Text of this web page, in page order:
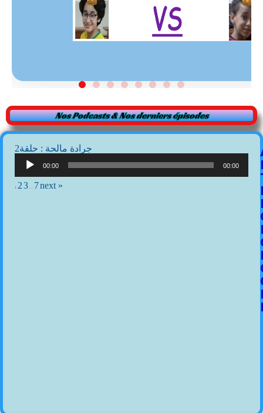
Nos Podcasts & Nos derniers épisodes
2جرادة مالحة : حلقة
00:00 00:00
1 23 7next »